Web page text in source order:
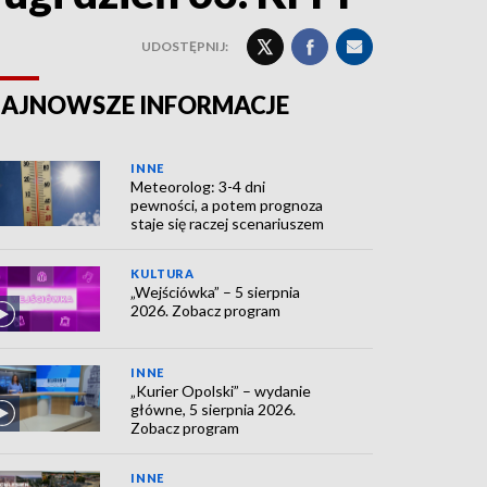
UDOSTĘPNIJ:
INFORMACJE
INNE
Meteorolog: 3-4 dni
pewności, a potem prognoza
staje się raczej scenariuszem
KULTURA
„Wejściówka” – 5 sierpnia
2026. Zobacz program
INNE
„Kurier Opolski” – wydanie
główne, 5 sierpnia 2026.
Zobacz program
INNE